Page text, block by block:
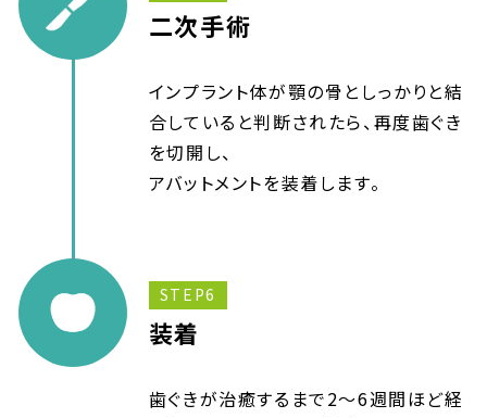
二次手術
インプラント体が顎の骨としっかりと結
合していると判断されたら、再度歯ぐき
を切開し、
アバットメントを装着します。
STEP6
装着
歯ぐきが治癒するまで2～6週間ほど経